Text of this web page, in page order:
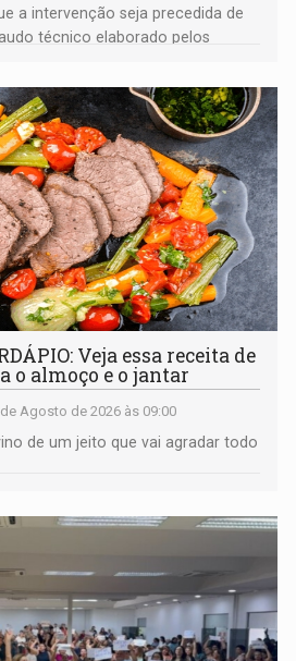
a intervenção seja precedida de
técnico elaborado pelos
Veja essa receita de
o almoço e o jantar
Agosto de 2026 às 09:00
de um jeito que vai agradar todo